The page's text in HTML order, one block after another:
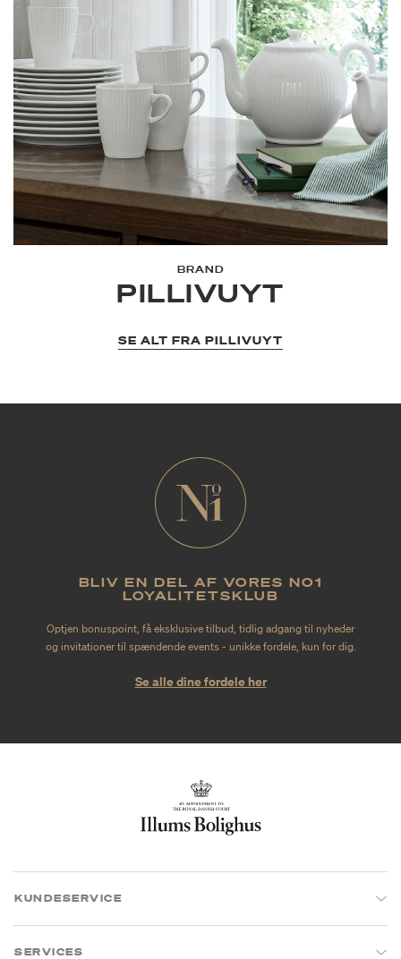
BRAND
PILLIVUYT
SE ALT FRA PILLIVUYT
BLIV EN DEL AF VORES NO1
LOYALITETSKLUB
Optjen bonuspoint, få eksklusive tilbud, tidlig adgang til nyheder
og invitationer til spændende events - unikke fordele, kun for dig.
Se alle dine fordele her
KUNDESERVICE
SERVICES